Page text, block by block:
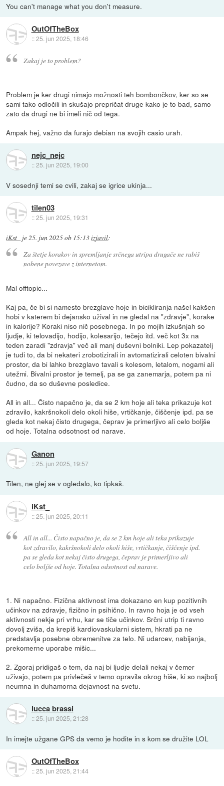
You can't manage what you don't measure.
OutOfTheBox
::25. jun 2025, 18:46
Zakaj je to problem?
Problem je ker drugi nimajo možnosti teh bombončkov, ker so se
sami tako odločili in skušajo prepričat druge kako je to bad, samo
zato da drugi ne bi imeli nič od tega.
Ampak hej, važno da furajo debian na svojih casio urah.
nejc_nejc
::25. jun 2025, 19:00
V sosednji temi se cvili, zakaj se igrice ukinja...
tilen03
::25. jun 2025, 19:31
iKst_ je25. jun 2025 ob 15:13izjavil:
Za štetje korakov in spremljanje srčnega utripa drugače ne rabiš
nobene povezave z internetom.
Mal offtopic...
Kaj pa, če bi si namesto brezglave hoje in bicikliranja našel kakšen
hobi v katerem bi dejansko užival in ne gledal na "zdravje", korake
in kalorije? Koraki niso nič posebnega. In po mojih izkušnjah so
ljudje, ki telovadijo, hodijo, kolesarijo, tečejo itd. več kot 3x na
teden zaradi "zdravja" več ali manj duševni bolniki. Lep pokazatelj
je tudi to, da bi nekateri zrobotizirali in avtomatizirali celoten bivalni
prostor, da bi lahko brezglavo tavali s kolesom, letalom, nogami ali
utežmi. Bivalni prostor je temelj, pa se ga zanemarja, potem pa ni
čudno, da so duševne posledice.
All in all... Čisto napačno je, da se 2 km hoje ali teka prikazuje kot
zdravilo, kakršnokoli delo okoli hiše, vrtičkanje, čiščenje ipd. pa se
gleda kot nekaj čisto drugega, čeprav je primerljivo ali celo boljše
od hoje. Totalna odsotnost od narave.
Ganon
::25. jun 2025, 19:57
Tilen, ne glej se v ogledalo, ko tipkaš.
iKst_
::25. jun 2025, 20:11
All in all... Čisto napačno je, da se 2 km hoje ali teka prikazuje
kot zdravilo, kakršnokoli delo okoli hiše, vrtičkanje, čiščenje ipd.
pa se gleda kot nekaj čisto drugega, čeprav je primerljivo ali
celo boljše od hoje. Totalna odsotnost od narave.
1. Ni napačno. Fizična aktivnost ima dokazano en kup pozitivnih
učinkov na zdravje, fizično in psihično. In ravno hoja je od vseh
aktivnosti nekje pri vrhu, kar se tiče učinkov. Srčni utrip ti ravno
dovolj zviša, da krepiš kardiovaskularni sistem, hkrati pa ne
predstavlja posebne obremenitve za telo. Ni udarcev, nabijanja,
prekomerne uporabe mišic...
2. Zgoraj pridigaš o tem, da naj bi ljudje delali nekaj v čemer
uživajo, potem pa privlečeš v temo opravila okrog hiše, ki so najbolj
neumna in duhamorna dejavnost na svetu.
lucca brassi
::25. jun 2025, 21:28
In imejte užgane GPS da vemo je hodite in s kom se družite LOL
OutOfTheBox
::25. jun 2025, 21:44